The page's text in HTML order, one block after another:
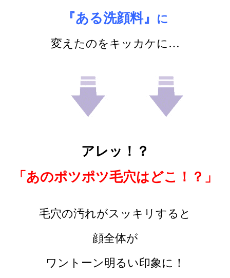
『ある洗顔料』
に
変えたのをキッカケに…
アレッ！？
「あのポツポツ毛穴はどこ！？」
毛穴の汚れがスッキリすると
顔全体が
ワントーン明るい印象に！